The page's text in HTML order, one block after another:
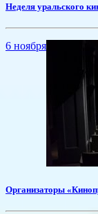
​Неделя уральского
6 ноября
​Организаторы